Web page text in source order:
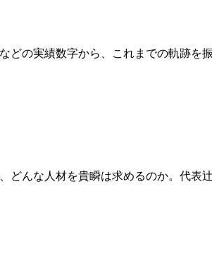
の実績数字から、これまでの軌跡を
んな人材を貴瞬は求めるのか。代表